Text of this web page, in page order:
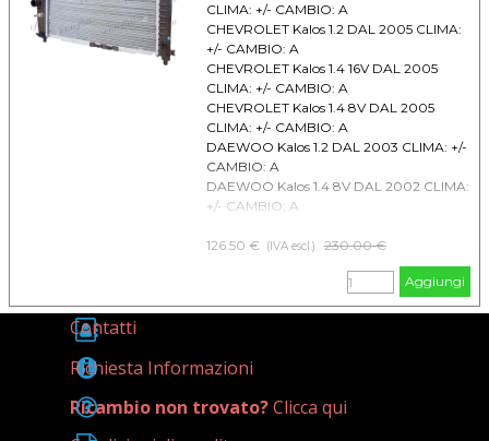
CLIMA: +/- CAMBIO: A
CHEVROLET Kalos 1.2 DAL 2005 CLIMA:
+/- CAMBIO: A
CHEVROLET Kalos 1.4 16V DAL 2005
CLIMA: +/- CAMBIO: A
CHEVROLET Kalos 1.4 8V DAL 2005
CLIMA: +/- CAMBIO: A
DAEWOO Kalos 1.2 DAL 2003 CLIMA: +/-
CAMBIO: A
DAEWOO Kalos 1.4 8V DAL 2002 CLIMA:
+/- CAMBIO: A
126.50 € (IVA escl.) Prezzo senza sconto
230.00 €
Aggiungi
Contatti
Richiesta Informazioni
Ricambio non trovato?Clicca qui